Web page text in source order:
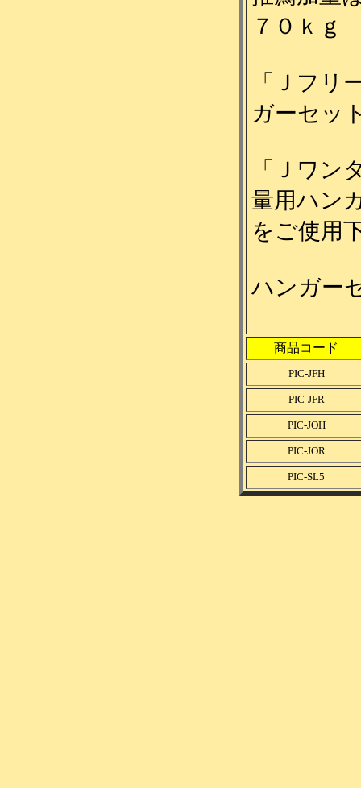
７０ｋｇ
「Ｊフリ
ガーセッ
「Ｊワン
量用ハン
をご使用
ハンガー
商品コード
PIC-JFH
PIC-JFR
PIC-JOH
PIC-JOR
PIC-SL5